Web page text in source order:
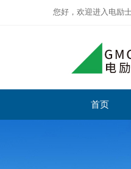
您好，欢迎进入电励
首页